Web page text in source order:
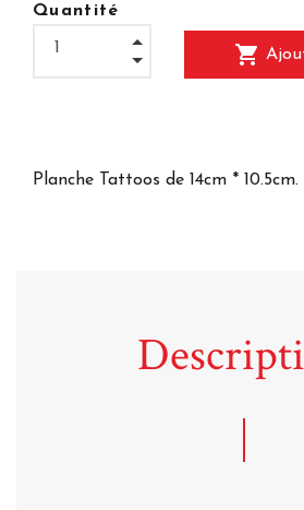
Quantité
shopping_cart
Planche Tattoos de 14cm * 10.5cm.